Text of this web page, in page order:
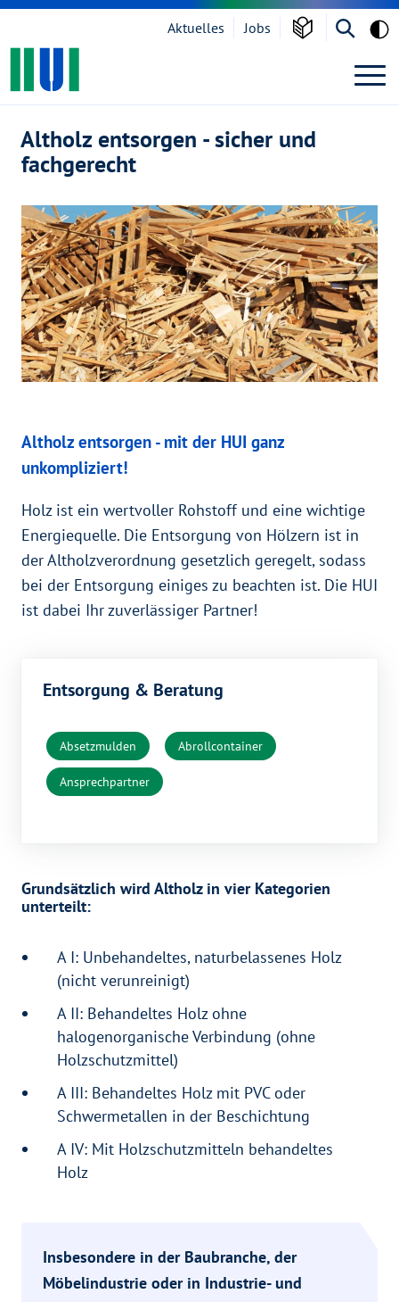
Zur Navigation springen
Zum Inhalt springen
Aktuelles
Jobs
Altholz entsorgen - sicher und
fachgerecht
Altholz entsorgen - mit der HUI ganz
unkompliziert!
Holz ist ein wertvoller Rohstoff und eine wichtige
Energiequelle. Die Entsorgung von Hölzern ist in
der Altholzverordnung gesetzlich geregelt, sodass
bei der Entsorgung einiges zu beachten ist. Die HUI
ist dabei Ihr zuverlässiger Partner!
Entsorgung & Beratung
Absetzmulden Abrollcontainer
Ansprechpartner
Grundsätzlich wird Altholz in vier Kategorien
unterteilt:
A I: Unbehandeltes, naturbelassenes Holz
(nicht verunreinigt)
A II: Behandeltes Holz ohne
halogenorganische Verbindung (ohne
Holzschutzmittel)
A III: Behandeltes Holz mit PVC oder
Schwermetallen in der Beschichtung
A IV: Mit Holzschutzmitteln behandeltes
Holz
Insbesondere in der Baubranche, der
Möbelindustrie oder in Industrie- und